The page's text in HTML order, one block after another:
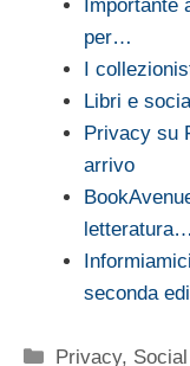
Importante
per…
I
Libri e
Privacy su
arrivo
letteratura…
seconda
Categorie
Privacy,